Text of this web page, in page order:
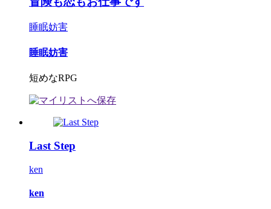
睡眠妨害
睡眠妨害
短めなRPG
Last Step
ken
ken